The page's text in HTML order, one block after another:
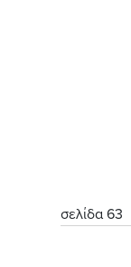
σελίδα 63